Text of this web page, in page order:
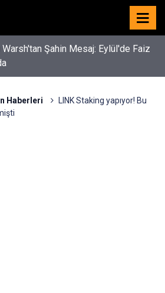
Warsh'tan Şahin Mesaj: Eylül'de Faiz
Haberleri
LINK Staking yapıyor! Bu